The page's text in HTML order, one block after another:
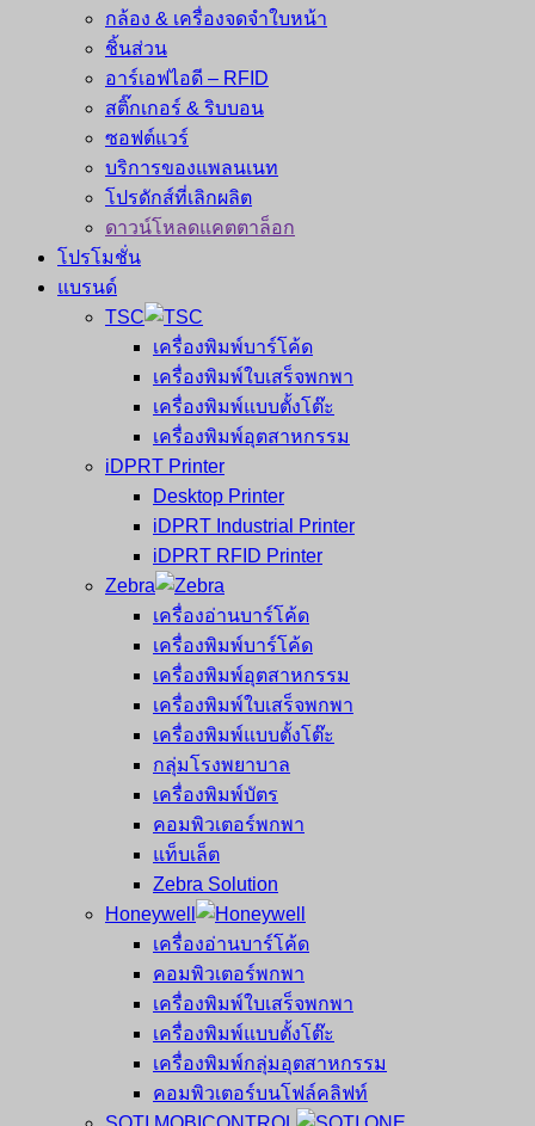
กล้อง & เครื่องจดจำใบหน้า
ชิ้นส่วน
อาร์เอฟไอดี – RFID
สติ๊กเกอร์ & ริบบอน
ซอฟต์แวร์
บริการของแพลนเนท
โปรดักส์ที่เลิกผลิต
ดาวน์โหลดแคตตาล็อก
โปรโมชั่น
แบรนด์
TSC
เครื่องพิมพ์บาร์โค้ด
เครื่องพิมพ์ใบเสร็จพกพา
เครื่องพิมพ์แบบตั้งโต๊ะ
เครื่องพิมพ์อุตสาหกรรม
iDPRT Printer
Desktop Printer
iDPRT Industrial Printer
iDPRT RFID Printer
Zebra
เครื่องอ่านบาร์โค้ด
เครื่องพิมพ์บาร์โค้ด
เครื่องพิมพ์อุตสาหกรรม
เครื่องพิมพ์ใบเสร็จพกพา
เครื่องพิมพ์แบบตั้งโต๊ะ
กลุ่มโรงพยาบาล
เครื่องพิมพ์บัตร
คอมพิวเตอร์พกพา
แท็บเล็ต
Zebra Solution
Honeywell
เครื่องอ่านบาร์โค้ด
คอมพิวเตอร์พกพา
เครื่องพิมพ์ใบเสร็จพกพา
เครื่องพิมพ์แบบตั้งโต๊ะ
เครื่องพิมพ์กลุ่มอุตสาหกรรม
คอมพิวเตอร์บนโฟล์คลิฟท์